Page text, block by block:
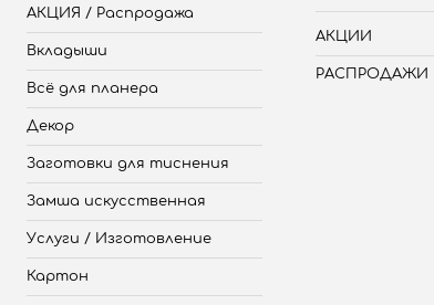
АКЦИЯ / Распродажа
Вкладыши
Всё для планера
Декор
Заготовки для тиснения
Замша искусственная
Услуги / Изготовление
Картон
АКЦИИ
РАСПРОДАЖИ